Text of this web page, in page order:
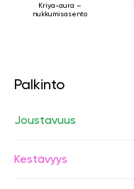
Kriya-aura –
nukkumisasento
Palkinto
Joustavuus
Kestävyys